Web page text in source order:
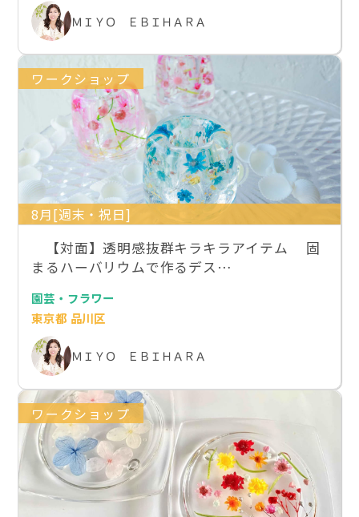
ＭＩＹＯ ＥＢＩＨＡＲＡ
ワークショップ
8月[週末・祝日]
【対面】透明感抜群キラキラアイテム 固
まるハーバリウムで作るデス…
園芸・フラワー
東京都 品川区
ＭＩＹＯ ＥＢＩＨＡＲＡ
ワークショップ